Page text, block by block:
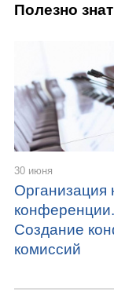
Полезно
30 июня
Организация
Создание
комиссий